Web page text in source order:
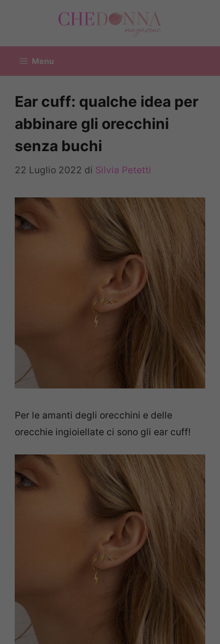
Menu
Ear cuff: qualche idea per
abbinare gli orecchini
senza buchi
22 Luglio 2022 di Silvia Petetti
Per le amanti degli orecchini e delle
orecchie ingioiellate ci sono gli ear cuff!